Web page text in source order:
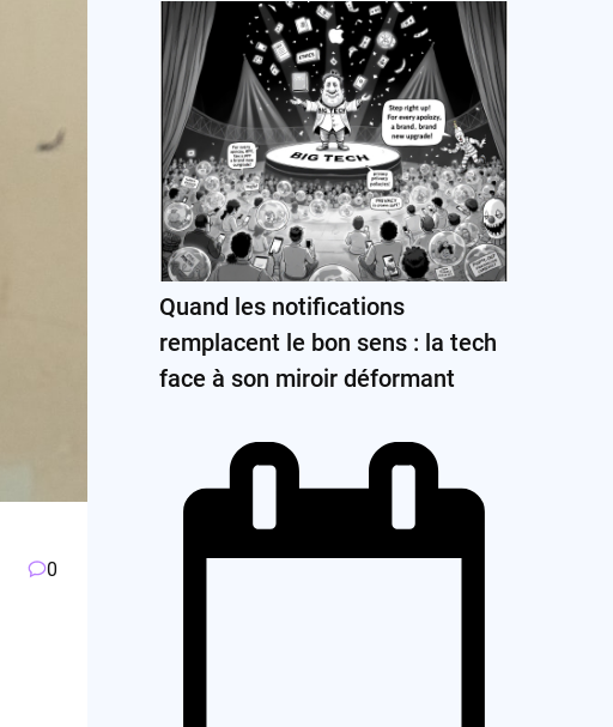
0
Quand les notifications
remplacent le bon sens : la tech
face à son miroir déformant